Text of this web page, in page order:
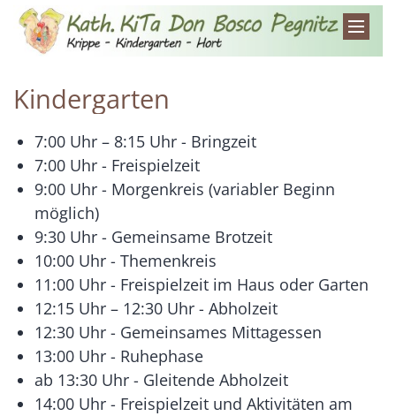
Zum Inhalt springen
Kindergarten
7:00 Uhr – 8:15 Uhr - Bringzeit
7:00 Uhr - Freispielzeit
9:00 Uhr - Morgenkreis (variabler Beginn
möglich)
9:30 Uhr - Gemeinsame Brotzeit
10:00 Uhr - Themenkreis
11:00 Uhr - Freispielzeit im Haus oder Garten
12:15 Uhr – 12:30 Uhr - Abholzeit
12:30 Uhr - Gemeinsames Mittagessen
13:00 Uhr - Ruhephase
ab 13:30 Uhr - Gleitende Abholzeit
14:00 Uhr - Freispielzeit und Aktivitäten am